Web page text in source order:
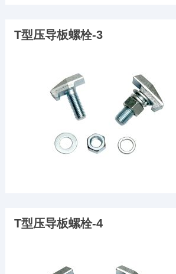
T型压导板螺栓-3
T型压导板螺栓-4